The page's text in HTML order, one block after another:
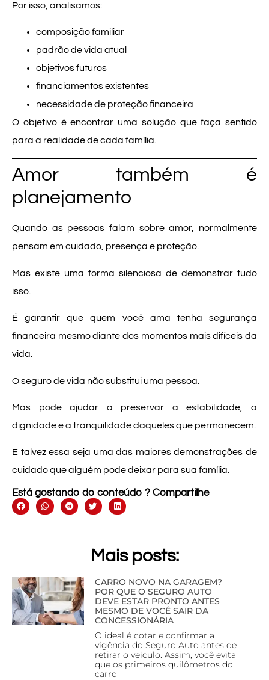
Por isso, analisamos:
composição familiar
padrão de vida atual
objetivos futuros
financiamentos existentes
necessidade de proteção financeira
O objetivo é encontrar uma solução que faça sentido
para a realidade de cada família.
Amor também é
planejamento
Quando as pessoas falam sobre amor, normalmente
pensam em cuidado, presença e proteção.
Mas existe uma forma silenciosa de demonstrar tudo
isso.
É garantir que quem você ama tenha segurança
financeira mesmo diante dos momentos mais difíceis da
vida.
O seguro de vida não substitui uma pessoa.
Mas pode ajudar a preservar a estabilidade, a
dignidade e a tranquilidade daqueles que permanecem.
E talvez essa seja uma das maiores demonstrações de
cuidado que alguém pode deixar para sua família.
Está gostando do conteúdo ? Compartilhe
Mais posts:
CARRO NOVO NA GARAGEM?
POR QUE O SEGURO AUTO
DEVE ESTAR PRONTO ANTES
MESMO DE VOCÊ SAIR DA
CONCESSIONÁRIA
O ideal é cotar e confirmar a
vigência do Seguro Auto antes de
retirar o veículo. Assim, você evita
que os primeiros quilômetros do
carro